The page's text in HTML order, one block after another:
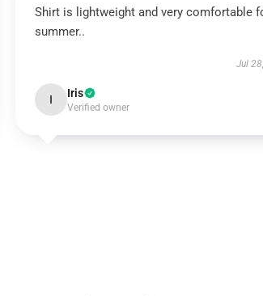
Shirt is lightweight and very comfortable
summer..
Jul
I Iris
Verified owner